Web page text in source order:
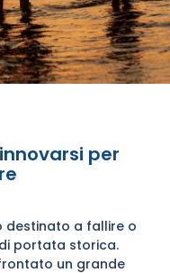
per
destinato a fallire o
portata storica.
un grande